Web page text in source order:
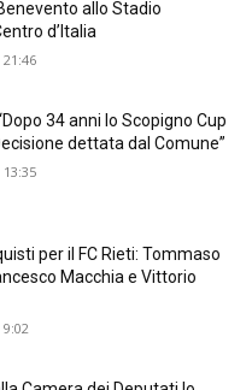
allo Stadio
d’Italia
34 anni lo Scopigno Cup
dettata dal Comune”
per il FC Rieti: Tommaso
Macchia e Vittorio